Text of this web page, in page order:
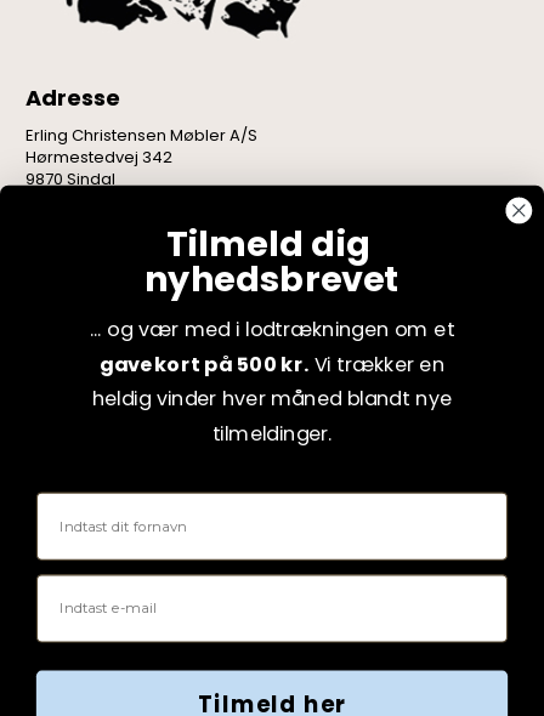
Adresse
Erling Christensen Møbler A/S
Hørmestedvej 342
9870 Sindal
Tilmeld dig
nyhedsbrevet
... og vær med i lodtrækningen om et
gavekort på 500 kr. Vi trækker en
heldig vinder hver måned blandt nye
tilmeldinger.
Fornavn
Email
Tilmeld her